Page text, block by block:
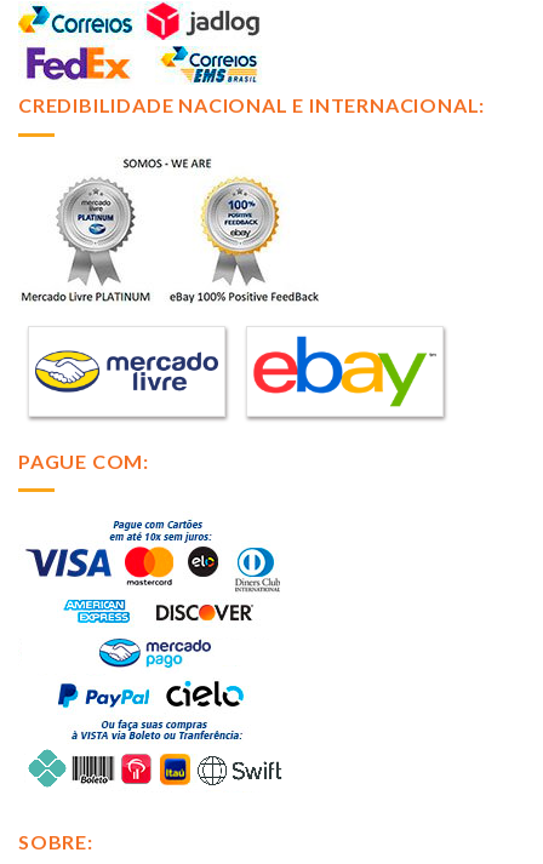
CREDIBILIDADE NACIONAL E INTERNACIONAL:
PAGUE COM:
SOBRE: